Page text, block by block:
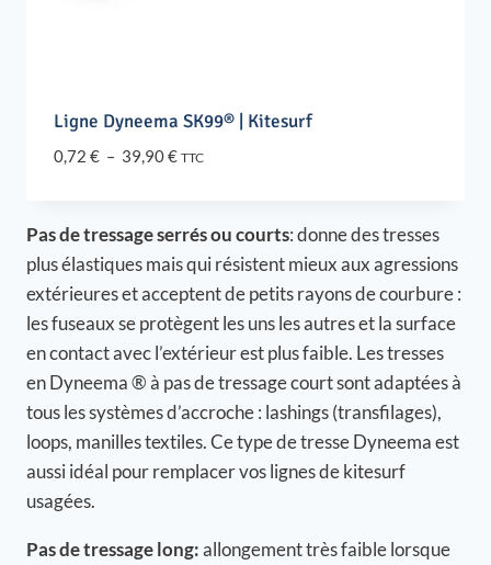
Ligne Dyneema SK99® | Kitesurf
0,72 € – 39,90€Plage
0,72 €
TTC
Pas de tressage serrés ou courts: donne des tresses
plus élastiques mais qui résistent mieux aux agressions
extérieures et acceptent de petits rayons de courbure :
les fuseaux se protègent les uns les autres et la surface
en contact avec l’extérieur est plus faible. Les tresses
en Dyneema ® à pas de tressage court sont adaptées à
tous les systèmes d’accroche : lashings (transfilages),
loops, manilles textiles. Ce type de tresse Dyneema est
aussi idéal pour remplacer vos lignes de kitesurf
usagées.
Pas de tressage long:allongement très faible lorsque